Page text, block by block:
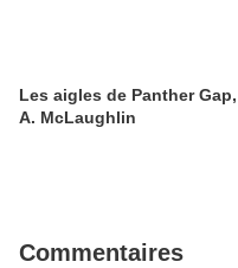
Les aigles de Panther
A. McLaughlin
Commentaires